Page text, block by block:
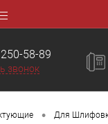
58-89
звонок
• Для